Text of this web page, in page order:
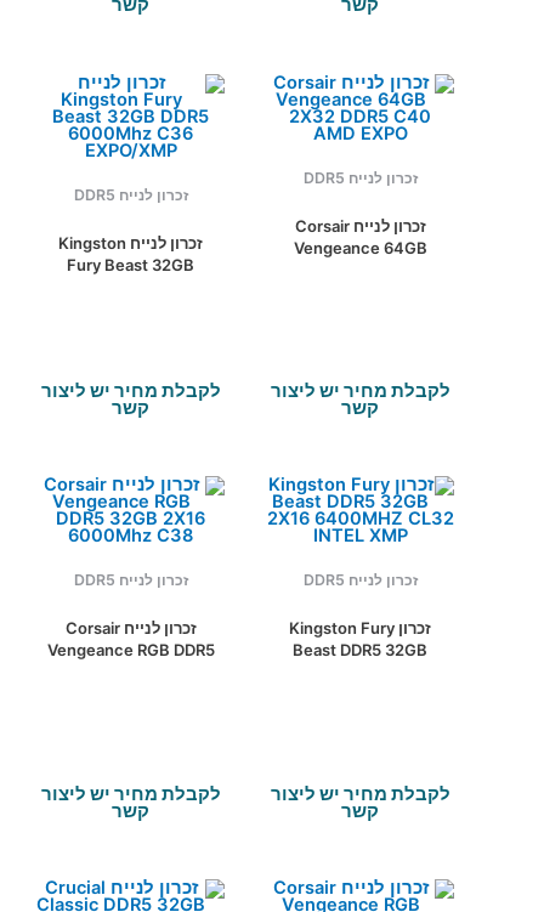
קשר קשר
זכרון לנייח DDR5
זכרון לנייח Corsair
Vengeance 64GB
לקבלת מחיר יש ליצור
קשר
זכרון לנייח DDR5
זכרון לנייח Kingston
Fury Beast 32GB
לקבלת מחיר יש ליצור
קשר
זכרון לנייח DDR5
זכרון Kingston Fury
Beast DDR5 32GB
לקבלת מחיר יש ליצור
קשר
זכרון לנייח DDR5
זכרון לנייח Corsair
Vengeance RGB DDR5
לקבלת מחיר יש ליצור
קשר